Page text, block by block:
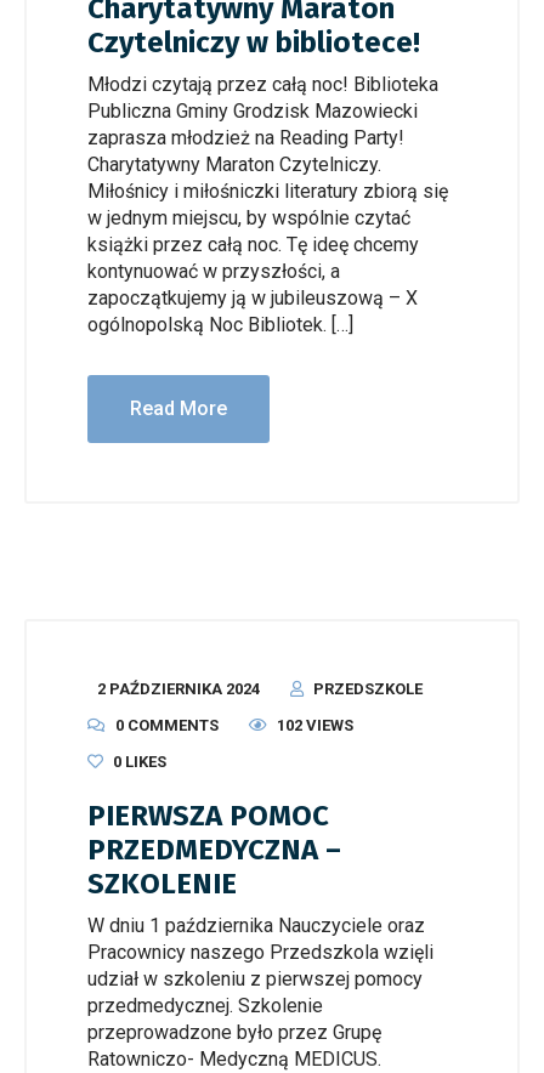
Charytatywny Maraton
Czytelniczy w bibliotece!
Młodzi czytają przez całą noc! Biblioteka
Publiczna Gminy Grodzisk Mazowiecki
zaprasza młodzież na Reading Party!
Charytatywny Maraton Czytelniczy.
Miłośnicy i miłośniczki literatury zbiorą się
w jednym miejscu, by wspólnie czytać
książki przez całą noc. Tę ideę chcemy
kontynuować w przyszłości, a
zapoczątkujemy ją w jubileuszową – X
ogólnopolską Noc Bibliotek. […]
Read More
2 PAŹDZIERNIKA 2024
PRZEDSZKOLE
0 COMMENTS
102 VIEWS
0 LIKES
PIERWSZA POMOC
PRZEDMEDYCZNA –
SZKOLENIE
W dniu 1 października Nauczyciele oraz
Pracownicy naszego Przedszkola wzięli
udział w szkoleniu z pierwszej pomocy
przedmedycznej. Szkolenie
przeprowadzone było przez Grupę
Ratowniczo- Medyczną MEDICUS.